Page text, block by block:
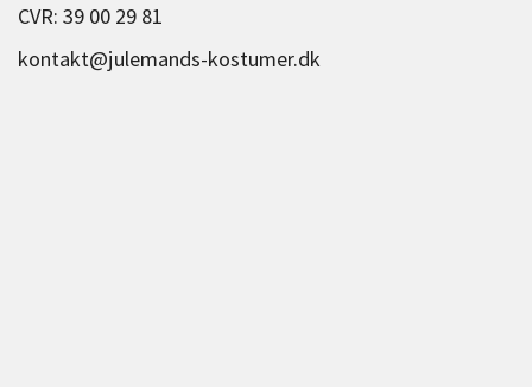
CVR: 39 00 29 81
kontakt@julemands-kostumer.dk